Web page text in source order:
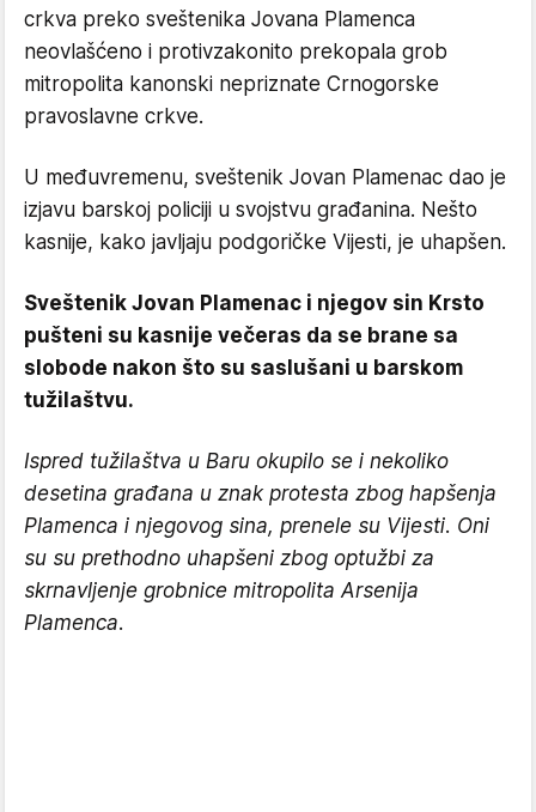
crkva preko sveštenika Jovana Plamenca
neovlašćeno i protivzakonito prekopala grob
mitropolita kanonski nepriznate Crnogorske
pravoslavne crkve.
U međuvremenu, sveštenik Jovan Plamenac dao je
izjavu barskoj policiji u svojstvu građanina. Nešto
kasnije, kako javljaju podgoričke Vijesti, je uhapšen.
Sveštenik Jovan Plamenac i njegov sin Krsto
pušteni su kasnije večeras da se brane sa
slobode nakon što su saslušani u barskom
tužilaštvu.
Ispred tužilaštva u Baru okupilo se i nekoliko
desetina građana u znak protesta zbog hapšenja
Plamenca i njegovog sina, prenele su Vijesti. Oni
su su prethodno uhapšeni zbog optužbi za
skrnavljenje grobnice mitropolita Arsenija
Plamenca.